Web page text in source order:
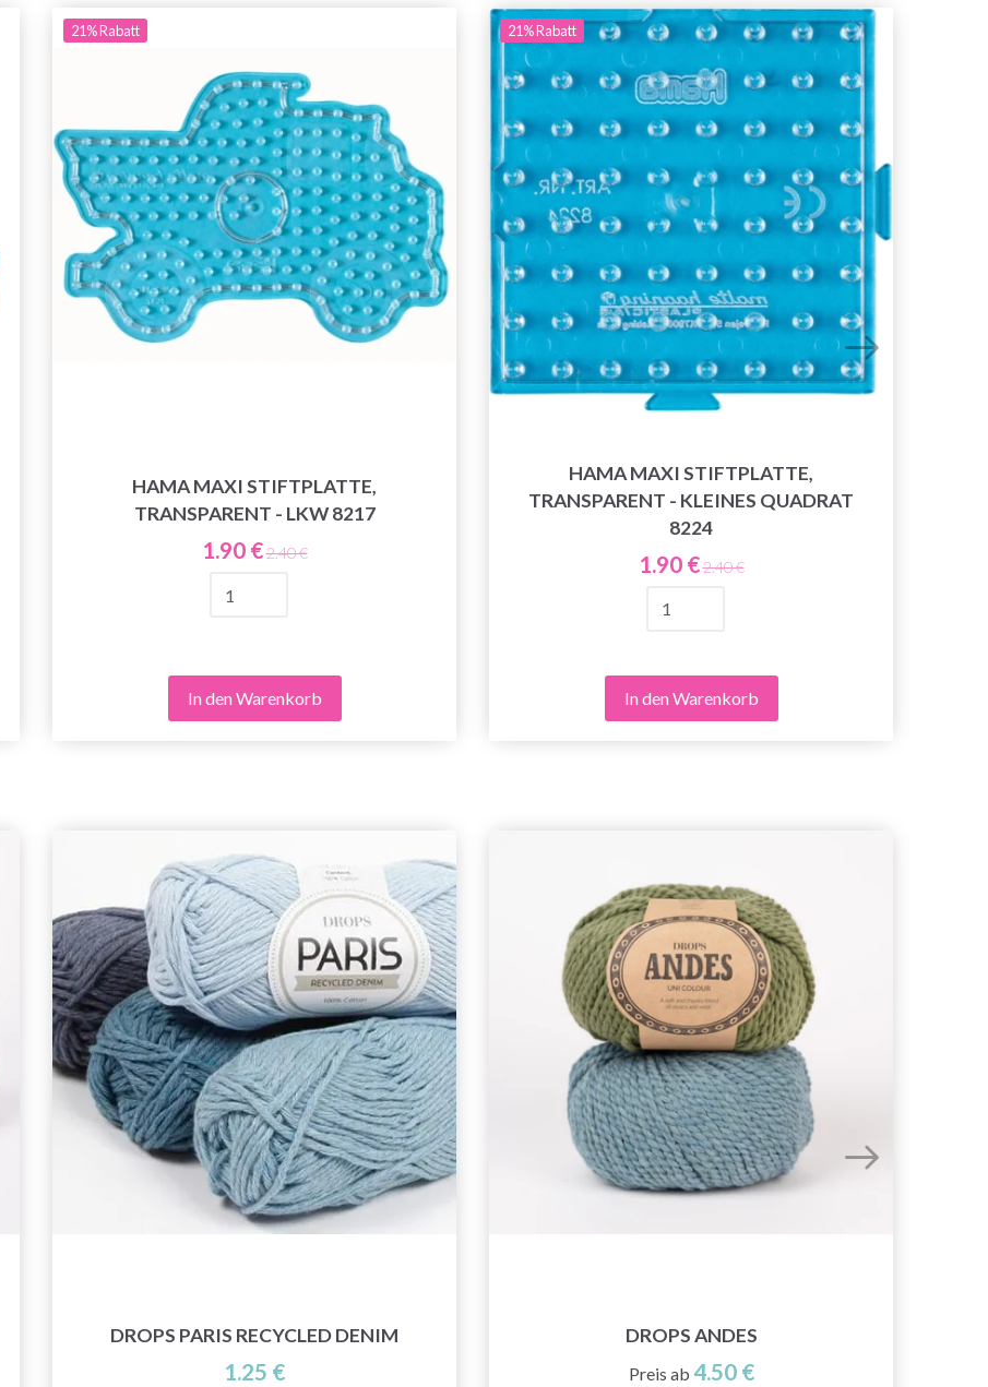
21%Rabatt
HAMA MAXI STIFTPLATTE,
TRANSPARENT - LKW 8217
1.90 €2.40 €
In den Warenkorb
21%Rabatt
HAMA MAXI STIFTPLATTE,
TRANSPARENT - KLEINES QUADRAT
8224
1.90 €2.40 €
In den Warenkorb
DROPS PARIS RECYCLED DENIM
1.25 €
DROPS ANDES
Preis ab 4.50 €